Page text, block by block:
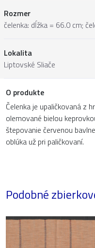
Rozmer
čelenka: dĺžka = 66.0 cm;
Lokalita
Liptovské Sliače
O produkte
Čelenka je upaličkovaná z
olemované bielou
štepovanie červenou
oblúka už pri paličkovaní.
Podobné